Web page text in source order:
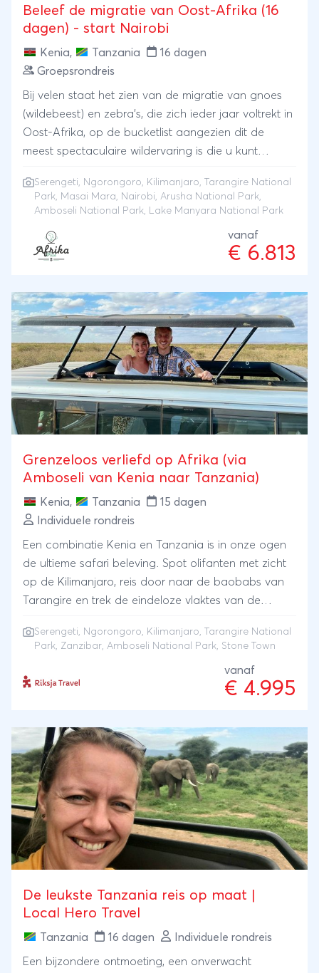
Beleef de migratie van Oost-Afrika (16
dagen) - start Nairobi
Kenia, Tanzania
16 dagen
Groepsrondreis
Bij velen staat het zien van de migratie van gnoes
(wildebeest) en zebra's, die zich ieder jaar voltrekt in
Oost-Afrika, op de bucketlist aangezien dit de
meest spectaculaire wildervaring is die u kunt
en Tanzania is zo ontworpen dat alle gebieden
waar de dieren langs trekken worden bezocht - dit
We verblijven op verschillende locaties 2 tot 3
nachten zodat we overal voldoende tijd hebben. Na
nachten in Amboseli Nationaal Park waar u kunt
genieten van het spectaculaire zicht op de
Kilimanjaro Lake Manyara. Via Arusha komen we
aan bij Lake Manyara National Park en Tarangire
National Park. Via de beroemde Ngorongoro krater
reizen we naar de Serengeti. Een korte oversteek
naar Kenia volgen we het spoor in Masai Mara
waarna de reis weer eindigt in Nairobi.
Serengeti, Ngorongoro, Kilimanjaro,
Tarangire National
Park, Masai Mara, Nairobi, Arusha National Park,
Amboseli National Park, Lake Manyara National Park
vanaf
€ 6.813
Grenzeloos verliefd op Afrika (via
Amboseli van Kenia naar Tanzania)
Kenia, Tanzania
15 dagen
Individuele rondreis
Een combinatie Kenia en Tanzania is in onze ogen
de ultieme safari beleving. Spot olifanten met zicht
op de Kilimanjaro, reis door naar de baobabs van
Tarangire en trek de eindeloze vlaktes van de
de Ngorongoro‑krater, een van Afrika’s meest
Zanzibar, waar je afsluit met witte stranden en de
Serengeti, Ngorongoro, Kilimanjaro,
Tarangire National
Park, Zanzibar, Amboseli National Park, Stone Town
vanaf
€ 4.995
De leukste Tanzania reis op maat |
Local Hero Travel
Tanzania 16 dagen Individuele rondreis
Een bijzondere ontmoeting, een onverwacht